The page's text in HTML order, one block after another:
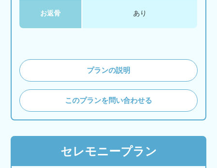
お返骨 あり
プランの説明
このプランを問い合わせる
セレモニープラン